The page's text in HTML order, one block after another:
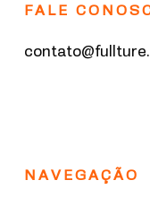
FALE
NAVEGAÇÃO